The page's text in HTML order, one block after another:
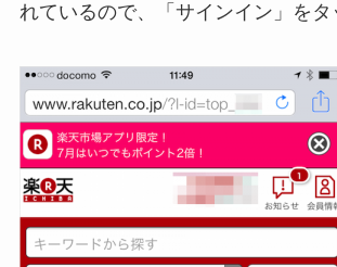
れているので、「サインイン」をタ